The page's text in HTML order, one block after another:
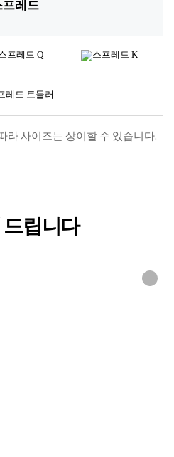
프레드
라 사이즈는 상이할 수 있습니다.
드립니다